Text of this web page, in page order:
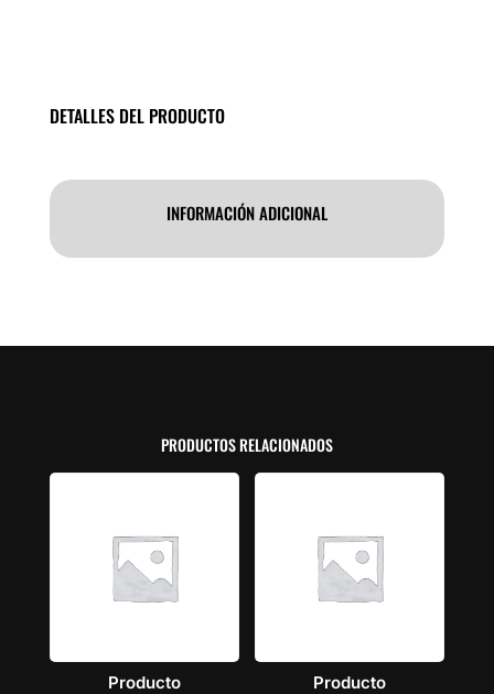
DETALLES DEL PRODUCTO
INFORMACIÓN ADICIONAL
PRODUCTOS RELACIONADOS
Producto Producto